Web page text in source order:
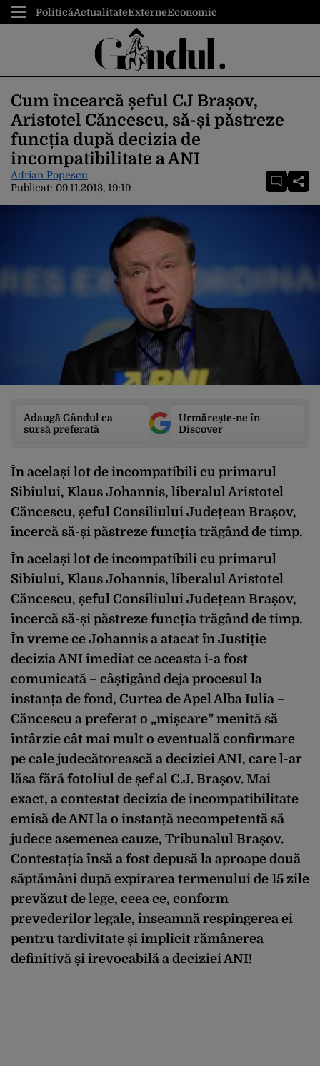
PoliticăActualitateExterneEconomic
Cum încearcă șeful CJ Brașov,
Aristotel Căncescu, să-și păstreze
funcția după decizia de
incompatibilitate a ANI
Adrian Popescu
Publicat: 09.11.2013, 19:19
Adaugă Gândul ca
sursă preferată
Urmărește-ne în
Discover
În același lot de incompatibili cu primarul
Sibiului, Klaus Johannis, liberalul Aristotel
Căncescu, șeful Consiliului Județean Brașov,
încercă să-și păstreze funcția trăgând de timp.
În același lot de incompatibili cu primarul
Sibiului, Klaus Johannis, liberalul Aristotel
Căncescu, șeful Consiliului Județean Brașov,
încercă să-și păstreze funcția trăgând de timp.
În vreme ce Johannis a atacat în Justiție
decizia ANI imediat ce aceasta i-a fost
comunicată – câștigând deja procesul la
instanța de fond, Curtea de Apel Alba Iulia –
Căncescu a preferat o „mișcare” menită să
întârzie cât mai mult o eventuală confirmare
pe cale judecătorească a deciziei ANI, care l-ar
lăsa fără fotoliul de șef al C.J. Brașov. Mai
exact, a contestat decizia de incompatibilitate
emisă de ANI la o instanță necompetentă să
judece asemenea cauze, Tribunalul Brașov.
Contestația însă a fost depusă la aproape două
săptămâni după expirarea termenului de 15 zile
prevăzut de lege, ceea ce, conform
prevederilor legale, înseamnă respingerea ei
pentru tardivitate și implicit rămânerea
definitivă și irevocabilă a deciziei ANI!